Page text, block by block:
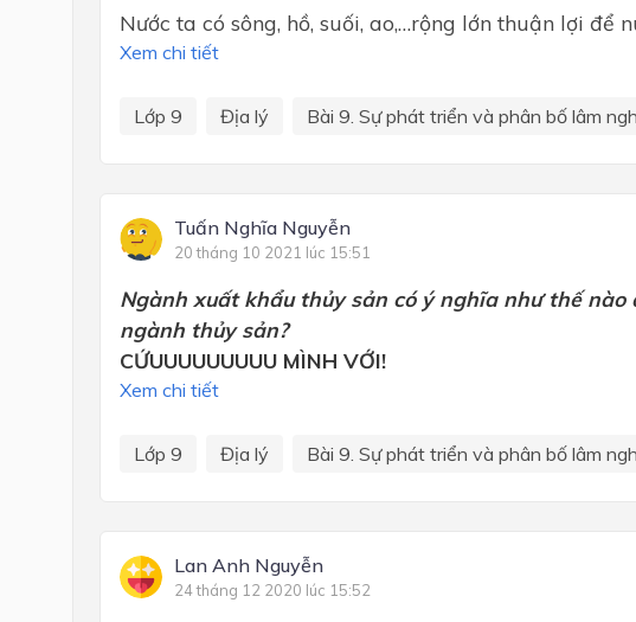
Nước ta có sông, hồ, suối, ao,…rộng lớn thuận lợi để
Xem chi tiết
Lớp 9 Địa lý Bài 9. Sự phát triển và phân bố lâm
Tuấn Nghĩa Nguyễn
20 tháng 10 2021 lúc 15:51
Ngành xuất khẩu thủy sản có ý nghĩa như thế
ngành thủy sản?
CỨUUUUUUUUU MÌNH VỚI!
Xem chi tiết
Lớp 9 Địa lý Bài 9. Sự phát triển và phân bố lâm
Lan Anh Nguyễn
24 tháng 12 2020 lúc 15:52